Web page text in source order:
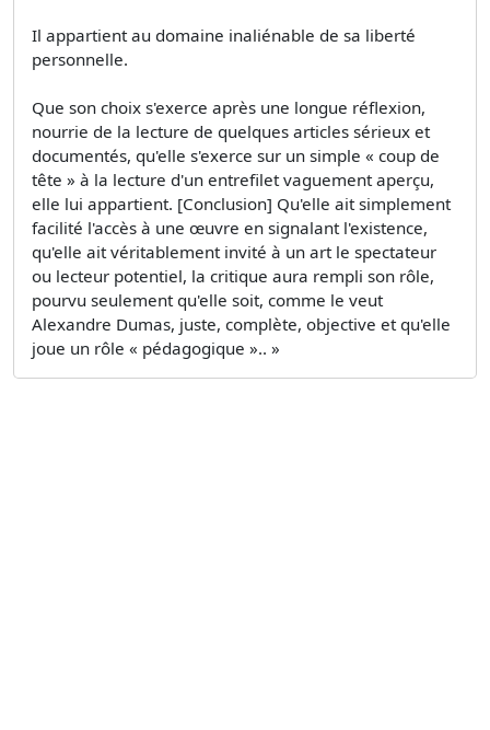
Il appartient au domaine inaliénable de sa liberté
personnelle.
Que son choix s'exerce après une longue réflexion,
nourrie de la lecture de quelques articles sérieux et
documentés, qu'elle s'exerce sur un simple « coup de
tête » à la lecture d'un entrefilet vaguement aperçu,
elle lui appartient. [Conclusion] Qu'elle ait simplement
facilité l'accès à une œuvre en signalant l'existence,
qu'elle ait véritablement invité à un art le spectateur
ou lecteur potentiel, la critique aura rempli son rôle,
pourvu seulement qu'elle soit, comme le veut
Alexandre Dumas, juste, complète, objective et qu'elle
joue un rôle « pédagogique ».. »